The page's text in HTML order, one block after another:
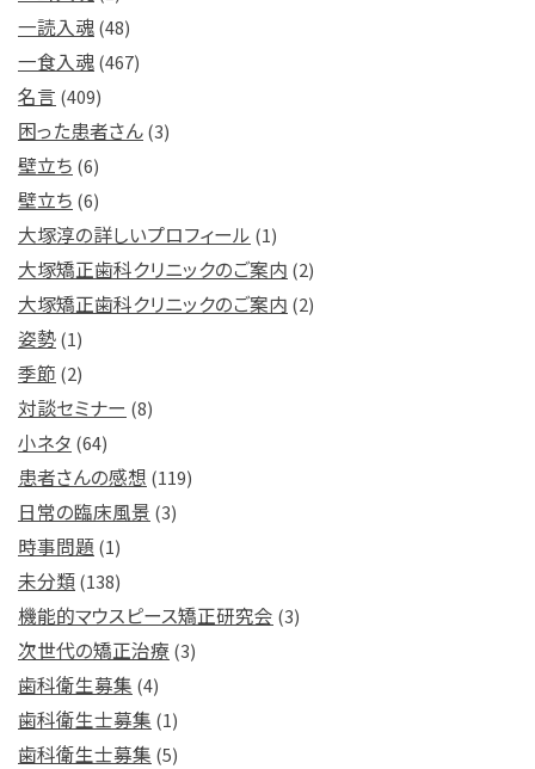
一読入魂(48)
一食入魂(467)
名言 (409)
困った患者さん(3)
壁立ち (6)
壁立ち (6)
大塚淳の詳しいプロフィール (1)
大塚矯正歯科クリニックのご案内 (2)
大塚矯正歯科クリニックのご案内 (2)
姿勢(1)
季節 (2)
対談セミナー (8)
小ネタ (64)
患者さんの感想 (119)
日常の臨床風景 (3)
時事問題 (1)
未分類(138)
機能的マウスピース矯正研究会 (3)
次世代の矯正治療 (3)
歯科衛生募集 (4)
歯科衛生士募集 (1)
歯科衛生士募集 (5)